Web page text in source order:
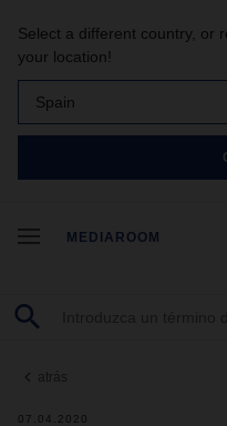
Select a different country, or
your location!
Spain
MEDIAROOM
atrás
07.04.2020